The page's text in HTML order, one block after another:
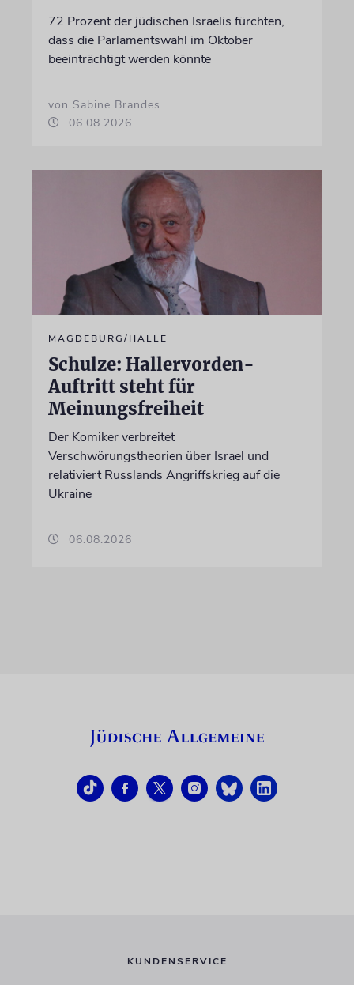
72 Prozent der jüdischen Israelis fürchten,
dass die Parlamentswahl im Oktober
beeinträchtigt werden könnte
von Sabine Brandes
06.08.2026
MAGDEBURG/HALLE
Schulze: Hallervorden-
Auftritt steht für
Meinungsfreiheit
Der Komiker verbreitet
Verschwörungstheorien über Israel und
relativiert Russlands Angriffskrieg auf die
Ukraine
06.08.2026
KUNDENSERVICE